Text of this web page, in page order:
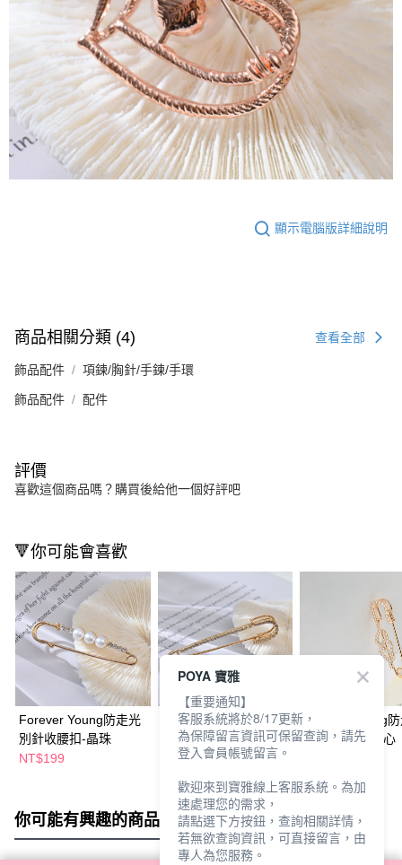
顯示電腦版詳細說明
商品相關分類 (4) 查看全部
飾品配件 項鍊/胸針/手鍊/手環
飾品配件 配件
評價
喜歡這個商品嗎？購買後給他一個好評吧
🔻你可能會喜歡
Forever Young防走光
別針收腰扣-晶珠
NT$199
Forever Young防走光
別針收腰扣-晶鑽
NT$199
Forever Young
別針收腰扣-雙心
你可能有興趣的商品 全站排行
POYA 寶雅
【重要通知】
客服系統將於8/17更新，
為保障留言資訊可保留查詢，請先
登入會員帳號留言。
歡迎來到寶雅線上客服系統。為加
速處理您的需求，
請點選下方按鈕，查詢相關詳情，
若無欲查詢資訊，可直接留言，由
專人為您服務。